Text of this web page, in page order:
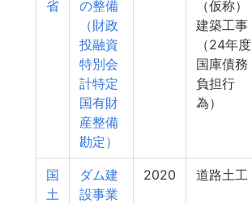
省
の整備
（財政
投融資
特別会
計特定
国有財
産整備
勘定）
（仮称）
建築工事
（24年度
国庫債務
負担行
為）
国
土
ダム建
設事業
2020 道路土工